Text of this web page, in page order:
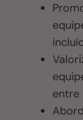
entre